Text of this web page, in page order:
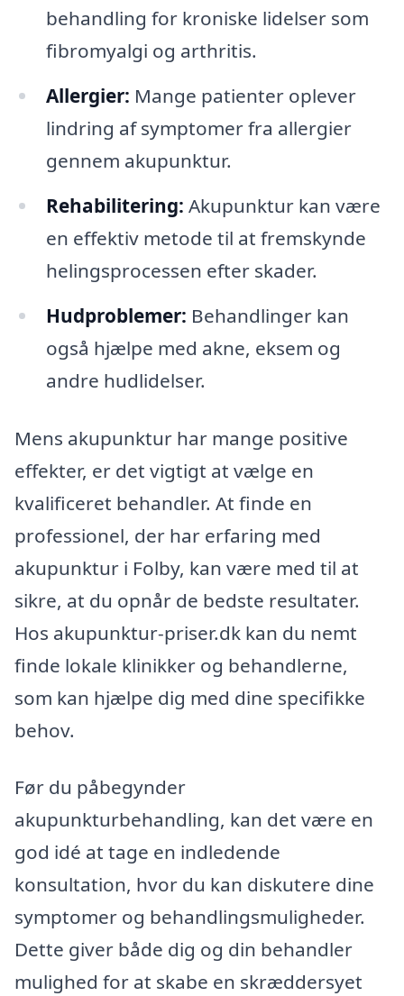
behandling for kroniske lidelser som
fibromyalgi og arthritis.
Allergier: Mange patienter oplever
lindring af symptomer fra allergier
gennem akupunktur.
Rehabilitering: Akupunktur kan være
en effektiv metode til at fremskynde
helingsprocessen efter skader.
Hudproblemer: Behandlinger kan
også hjælpe med akne, eksem og
andre hudlidelser.
Mens akupunktur har mange positive
effekter, er det vigtigt at vælge en
kvalificeret behandler. At finde en
professionel, der har erfaring med
akupunktur i Folby, kan være med til at
sikre, at du opnår de bedste resultater.
Hos akupunktur-priser.dk kan du nemt
finde lokale klinikker og behandlerne,
som kan hjælpe dig med dine specifikke
behov.
Før du påbegynder
akupunkturbehandling, kan det være en
god idé at tage en indledende
konsultation, hvor du kan diskutere dine
symptomer og behandlingsmuligheder.
Dette giver både dig og din behandler
mulighed for at skabe en skræddersyet